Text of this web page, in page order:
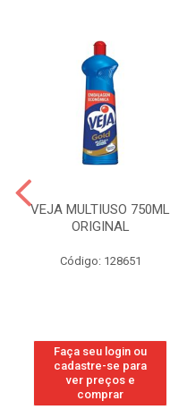
VEJA MULTIUSO 750ML
ORIGINAL
Código: 128651
Faça seu login ou
cadastre-se para
ver preços e
comprar